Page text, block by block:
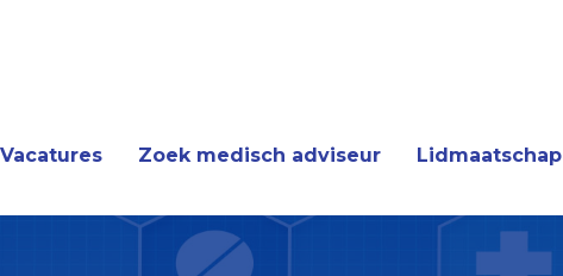
Vacatures Zoek medisch adviseur Lidmaatschap